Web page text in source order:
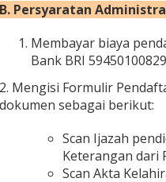
B. Persyaratan
Membayar biaya
Bank BRI
2. Mengisi Formulir
dokumen sebagai berikut:
Scan Ijazah
Keterangan dari
Scan Akta